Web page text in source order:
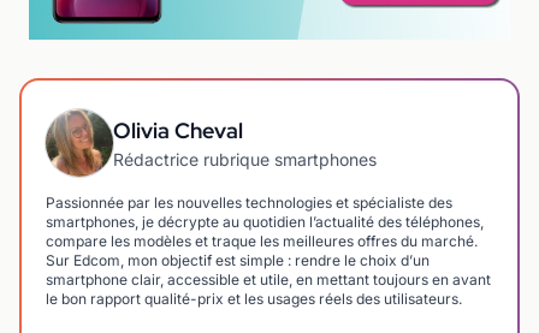
Olivia Cheval
Rédactrice rubrique smartphones
Passionnée par les nouvelles technologies et spécialiste des
smartphones, je décrypte au quotidien l’actualité des téléphones,
compare les modèles et traque les meilleures offres du marché.
Sur Edcom, mon objectif est simple : rendre le choix d’un
smartphone clair, accessible et utile, en mettant toujours en avant
le bon rapport qualité-prix et les usages réels des utilisateurs.